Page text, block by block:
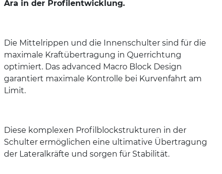
Ära in der Profilentwicklung.
Die Mittelrippen und die Innenschulter sind für die
maximale Kraftübertragung in Querrichtung
optimiert. Das advanced Macro Block Design
garantiert maximale Kontrolle bei Kurvenfahrt am
Limit.
Diese komplexen Profilblockstrukturen in der
Schulter ermöglichen eine ultimative Übertragung
der Lateralkräfte und sorgen für Stabilität.